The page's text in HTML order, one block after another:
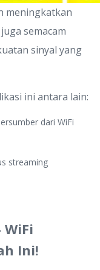
meningkatkan
semacam
sinyal yang
ini antara lain:
dari WiFi
streaming
Ini!